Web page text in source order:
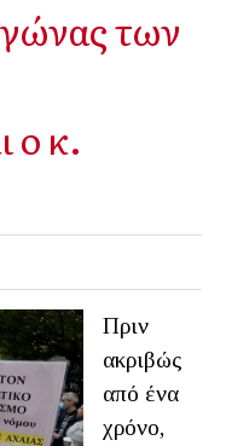
των
ο κ.
Πριν
ακριβώς
από ένα
χρόνο,